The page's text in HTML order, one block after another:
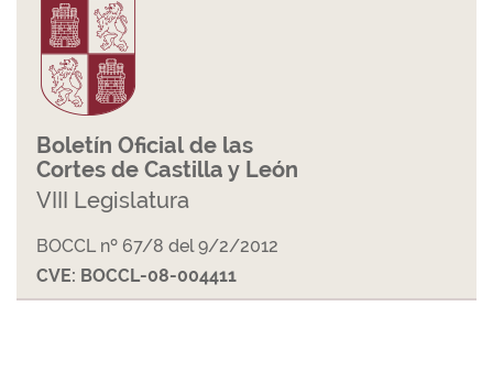
Boletín Oficial de las
Cortes de Castilla y León
VIII Legislatura
BOCCL nº 67/8 del 9/2/2012
CVE: BOCCL-08-004411